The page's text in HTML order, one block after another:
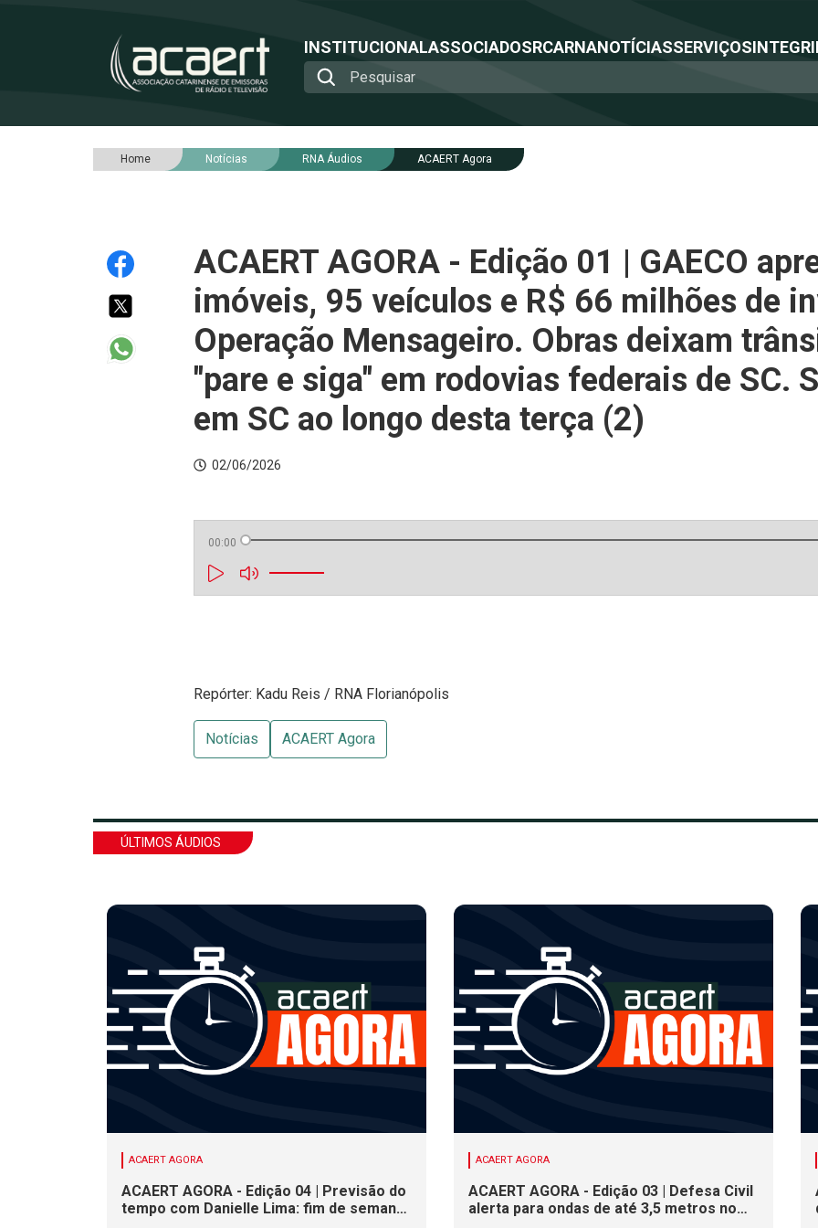
INSTITUCIONALASSOCIADOSRCARNANOTÍCIASSERVIÇOS
Home Notícias RNA Áudios ACAERT Agora
ACAERT AGORA - Edição 01 | GAECO
imóveis, 95 veículos e R$ 66 milhões de
Operação Mensageiro. Obras deixam
"pare e siga" em rodovias federais de SC.
em SC ao longo desta terça (2)
02/06/2026
00:00
Repórter: Kadu Reis / RNA Florianópolis
Notícias ACAERT Agora
ÚLTIMOS ÁUDIOS
ACAERT AGORA
ACAERT AGORA - Edição 04 | Previsão do
tempo com Danielle Lima: fim de semana
ACAERT AGORA
ACAERT AGORA - Edição 03 | Defesa Civil
alerta para ondas de até 3,5 metros no